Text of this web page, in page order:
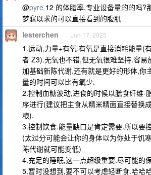
@pyre 12 的体脂率,专业设备量的的吗?
梦寐以求的可以直接看到的腹肌
lesterchen Jun 17, 2025
1.运动,力量+有氧.有氧是直接消耗能量(
者 Z3).无氧也不错,但无氧很难坚持.容易
加基础新陈代谢.还有就是更好的形体,你
量的时间可以比有氧少.
2.控制血糖波动,进食的时候以膳食纤维-
序进行(建议把主食从精米精面直接替换
粮).
3.控制饮食.能量缺口是肯定需要.所以要
(太过分可能会让你的身体以为你处于饥
陈代谢就可能变低)
4.充足的睡眠,这一点超级重要.尽可能的
5.暂时没想到,要不可以考虑轻断食.哈哈